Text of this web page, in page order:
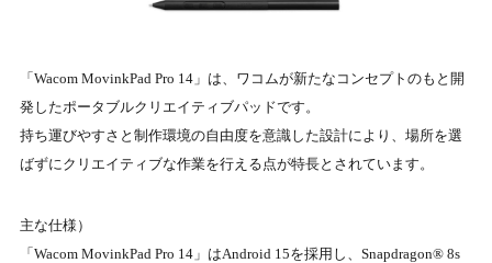
「Wacom MovinkPad Pro 14」は、ワコムが新たなコンセプトのもと開
発したポータブルクリエイティブパッドです。
持ち運びやすさと制作環境の自由度を意識した設計により、場所を選
ばずにクリエイティブな作業を行える点が特長とされています。
主な仕様）
「Wacom MovinkPad Pro 14」はAndroid 15を採用し、Snapdragon® 8s